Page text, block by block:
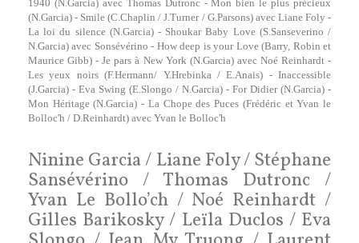
1940 (N.Garcia) avec Thomas Dutronc - Mon bien le plus précieux
(N.Garcia) - Smile (C.Chaplin / J.Turner / G.Parsons) avec Liane Foly -
La loi du silence (N.Garcia) - Shoukar Baby Love (S.Sanseverino /
N.Garcia) avec Sonsévérino - How deep is your Love (Barry, Robin et
Maurice Gibb) - Je pars à New York (N.Garcia) avec Noé Reinhardt -
Les yeux noirs (F.Hermann/ Y.Hrebinka / E.Anais) - Inaccessible
(J.Garcia) - Eva Swing (E.Slongo / N.Garcia) - For Didier (N.Garcia) -
Mon Héritage (N.Garcia) - La Chope des Puces (Frédéric et Yvan le
Bolloc'h / D.Reinhardt) avec Yvan le Bolloc'h
Ninine Garcia / Liane Foly / Stéphane
Sansévérino / Thomas Dutronc /
Yvan Le Bollo’ch / Noé Reinhardt /
Gilles Barikosky / Leïla Duclos / Eva